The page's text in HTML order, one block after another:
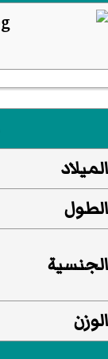
الميلاد
الطول
الجنسية
الوزن